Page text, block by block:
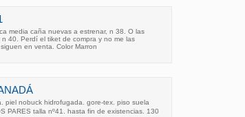
media caña nuevas a estrenar, n 38. O las
40. Perdí el tiket de compra y no me las
en venta. Color Marron
piel nobuck hidrofugada. gore-tex. piso suela
PARES talla nº41. hasta fin de existencias. 130